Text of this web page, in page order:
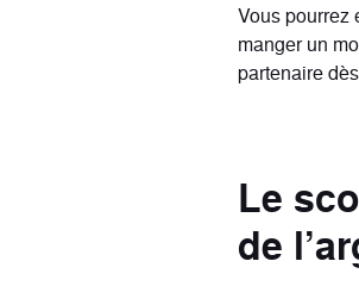
Vous pourrez
manger un
partenaire
Le
de